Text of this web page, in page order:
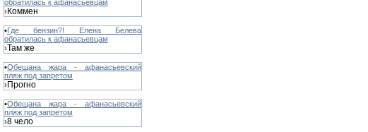
обратилась к афанасьевцам
›Коммен
•Где бензин?! Елена Белева
обратилась к афанасьевцам
›Там же
•Обещана жара - афанасьевский
пляж под запретом
›Прогно
•Обещана жара - афанасьевский
пляж под запретом
›8 чело